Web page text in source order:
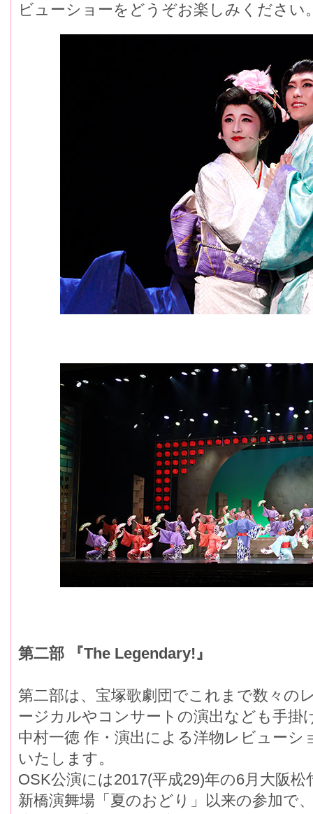
ビューショーをどうぞお楽しみください
第二部 『The Legendary!』
第二部は、宝塚歌劇団でこれまで数々の
ージカルやコンサートの演出なども手掛
中村一徳 作・演出による洋物レビューシ
いたします。
OSK公演には2017(平成29)年の6月大阪
新橋演舞場「夏のおどり」以来の参加で